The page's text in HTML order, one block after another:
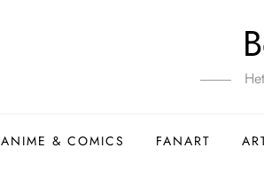
ANIME & COMICS FANART